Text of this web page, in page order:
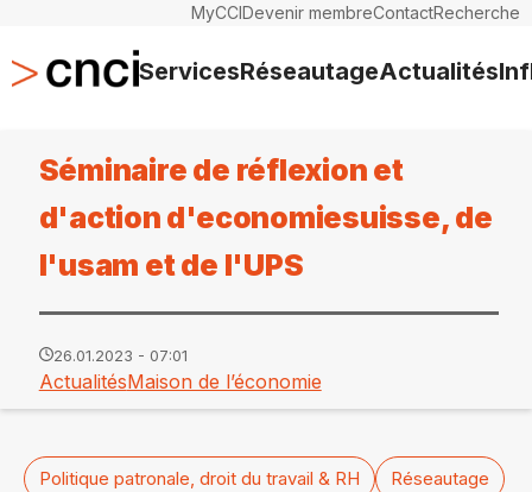
MyCCIDevenir membreContactRecherche
ServicesRéseautageActualités
Séminaire de réflexion et
d'action d'economiesuisse, de
l'usam et de l'UPS
26.01.2023 - 07:01
ActualitésMaison de l’économie
Politique patronale, droit du travail & RH Réseautage